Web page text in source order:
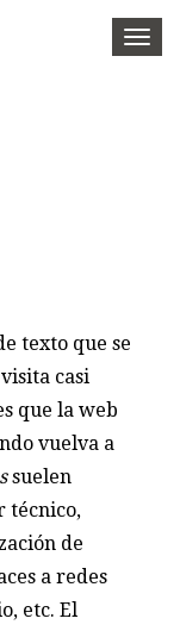
texto que se
casi
que la web
vuelva a
suelen
técnico,
de
a redes
etc. El